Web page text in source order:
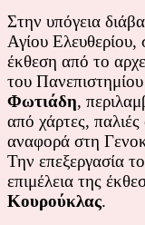
Στην υπόγεια
Αγίου Ελευθερίου,
έκθεση από το
του
Φωτιάδη,
από χάρτες,
αναφορά στη
Την επεξεργασία
επιμέλεια της
Κουρούκλας.